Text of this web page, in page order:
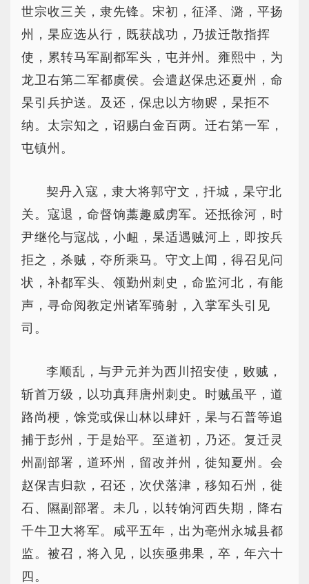
世宗收三关，隶先锋。宋初，征泽、潞，平扬
州，杲应选从行，既获战功，乃拔迁散指挥
使，累转马军副都军头，屯并州。雍熙中，为
龙卫右第二军都虞侯。会遣赵保忠还夏州，命
杲引兵护送。及还，保忠以方物赆，杲拒不
纳。太宗知之，诏赐白金百两。迁右第一军，
屯镇州。
契丹入寇，隶大将郭守文，扞城，杲守北
关。寇退，命督饷藁趣威虏军。还抵徐河，时
尹继伦与寇战，小衄，杲适遇贼河上，即按兵
拒之，杀贼，夺所乘马。守文上闻，得召见问
状，补都军头、领勤州刺史，命监河北，有能
声，寻命阅教定州诸军骑射，入掌军头引见
司。
李顺乱，与尹元并为西川招安使，败贼，
斩首万级，以功真拜唐州刺史。时贼虽平，道
路尚梗，馀党或保山林以肆奸，杲与石普等追
捕于彭州，于是始平。至道初，乃还。复迁灵
州副部署，道环州，留改并州，徙知夏州。会
赵保吉归款，召还，次伏落津，移知石州，徙
石、隰副部署。未几，以转饷河西失期，降右
千牛卫大将军。咸平五年，出为亳州永城县都
监。被召，将入见，以疾亟弗果，卒，年六十
四。